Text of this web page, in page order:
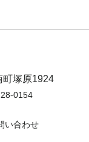
町塚原1924
0154
い合わせ